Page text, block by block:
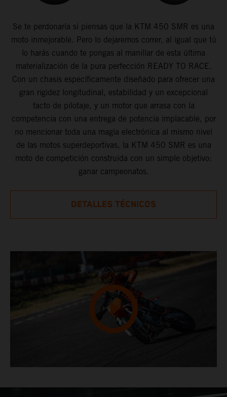
Se te perdonaría si piensas que la KTM 450 SMR es una
moto inmejorable. Pero lo dejaremos correr, al igual que tú
lo harás cuando te pongas al manillar de esta última
materialización de la pura perfección READY TO RACE.
Con un chasis específicamente diseñado para ofrecer una
gran rigidez longitudinal, estabilidad y un excepcional
tacto de pilotaje, y un motor que arrasa con la
competencia con una entrega de potencia implacable, por
no mencionar toda una magia electrónica al mismo nivel
de las motos superdeportivas, la KTM 450 SMR es una
moto de competición construida con un simple objetivo:
ganar campeonatos.
DETALLES TÉCNICOS